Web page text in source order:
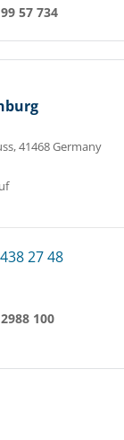
57 734
41468 Germany
27 48
100